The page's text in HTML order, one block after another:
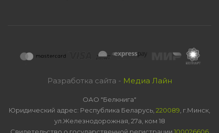
Разработка сайта - Медиа Лайн
ОАО "Белкнига"
Юридический адрес: Республика Беларусь, 220089 , г.Минск,
ул.Железнодорожная, 27а, ком 18